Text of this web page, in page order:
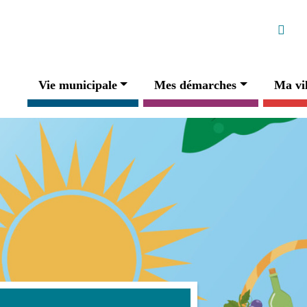
Navigation principale
Vie municipale Mes démarches Ma